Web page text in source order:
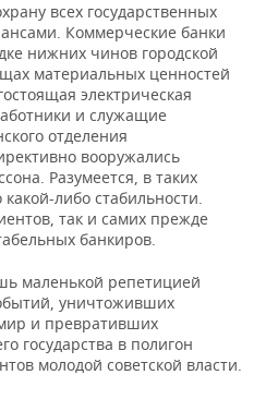
всех государственных
Коммерческие банки
нижних чинов городской
материальных ценностей
электрическая
и служащие
отделения
вооружались
Разумеется, в таких
либо стабильности.
так и самих прежде
банкиров.
маленькой репетицией
уничтоживших
и превративших
государства в полигон
молодой советской власти.